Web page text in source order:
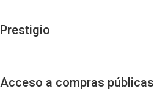
Prestigio
Acceso a compras públicas